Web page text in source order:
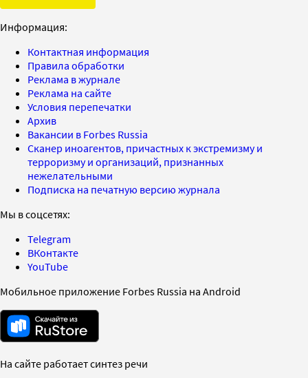
Информация:
Контактная информация
Правила обработки
Реклама в журнале
Реклама на сайте
Условия перепечатки
Архив
Вакансии в Forbes Russia
Сканер иноагентов, причастных к экстремизму и
терроризму и организаций, признанных
нежелательными
Подписка на печатную версию журнала
Мы в соцсетях:
Telegram
ВКонтакте
YouTube
Мобильное приложение Forbes Russia на Android
На сайте работает синтез речи